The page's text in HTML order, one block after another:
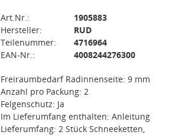
Art.Nr.:
1905883
Hersteller:
RUD
Teilenummer:
4716964
EAN-Nr.:
4008244276300
Freiraumbedarf Radinnenseite: 9 mm
Anzahl pro Packung: 2
Felgenschutz: Ja
Im Lieferumfang enthalten: Anleitung
Lieferumfang: 2 Stück Schneeketten,